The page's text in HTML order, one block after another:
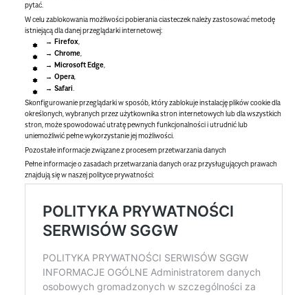
pytać.
W celu zablokowania możliwości pobierania ciasteczek należy zastosować metodę
istniejącą dla danej przeglądarki internetowej:
Firefox
Chrome
Microsoft Edge
Opera
Safari
Skonfigurowanie przeglądarki w sposób, który zablokuje instalację plików cookie dla
określonych, wybranych przez użytkownika stron internetowych lub dla wszystkich
stron, może spowodować utratę pewnych funkcjonalności i utrudnić lub
uniemożliwić pełne wykorzystanie jej możliwości.
Pozostałe informacje związane z procesem przetwarzania danych
Pełne informacje o zasadach przetwarzania danych oraz przysługujących prawach
znajdują się w naszej polityce prywatności: